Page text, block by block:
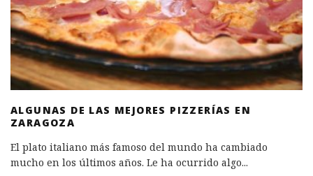
ALGUNAS DE LAS MEJORES PIZZERÍAS EN
ZARAGOZA
El plato italiano más famoso del mundo ha cambiado
mucho en los últimos años. Le ha ocurrido algo...